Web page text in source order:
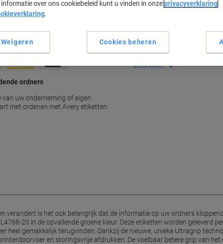
ordners
uw onderneming of eigen
met ordenen met Avery etiketten.
Belangrijkste specificaties
Storingvrije
Precies uitgelijnde
Duidelijk leesbare groene
Lees meer
verandert is het ook belangrijk dat de informatie op uw ordners
20 in de opvallende groene kleur. Deze etiketten worden geleverd
heel gemakkelijk terugvinden. Dankzij de nieuwe, unieke Ultragrip
en storingsvrije afdrukken. De voelbaar betere grip van
informatie over ons cookiebeleid kunt u vinden in onzeprivacyverklaring
.
Cookies beheren
Weigeren